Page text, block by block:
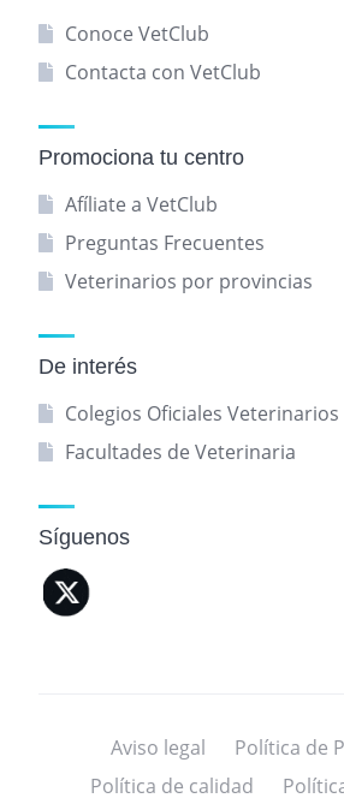
Conoce VetClub
Contacta con VetClub
Promociona tu centro
Afíliate a VetClub
Preguntas Frecuentes
Veterinarios por provincias
De interés
Colegios Oficiales Veterinarios
Facultades de Veterinaria
Síguenos
Aviso legal
Política de
Política de calidad